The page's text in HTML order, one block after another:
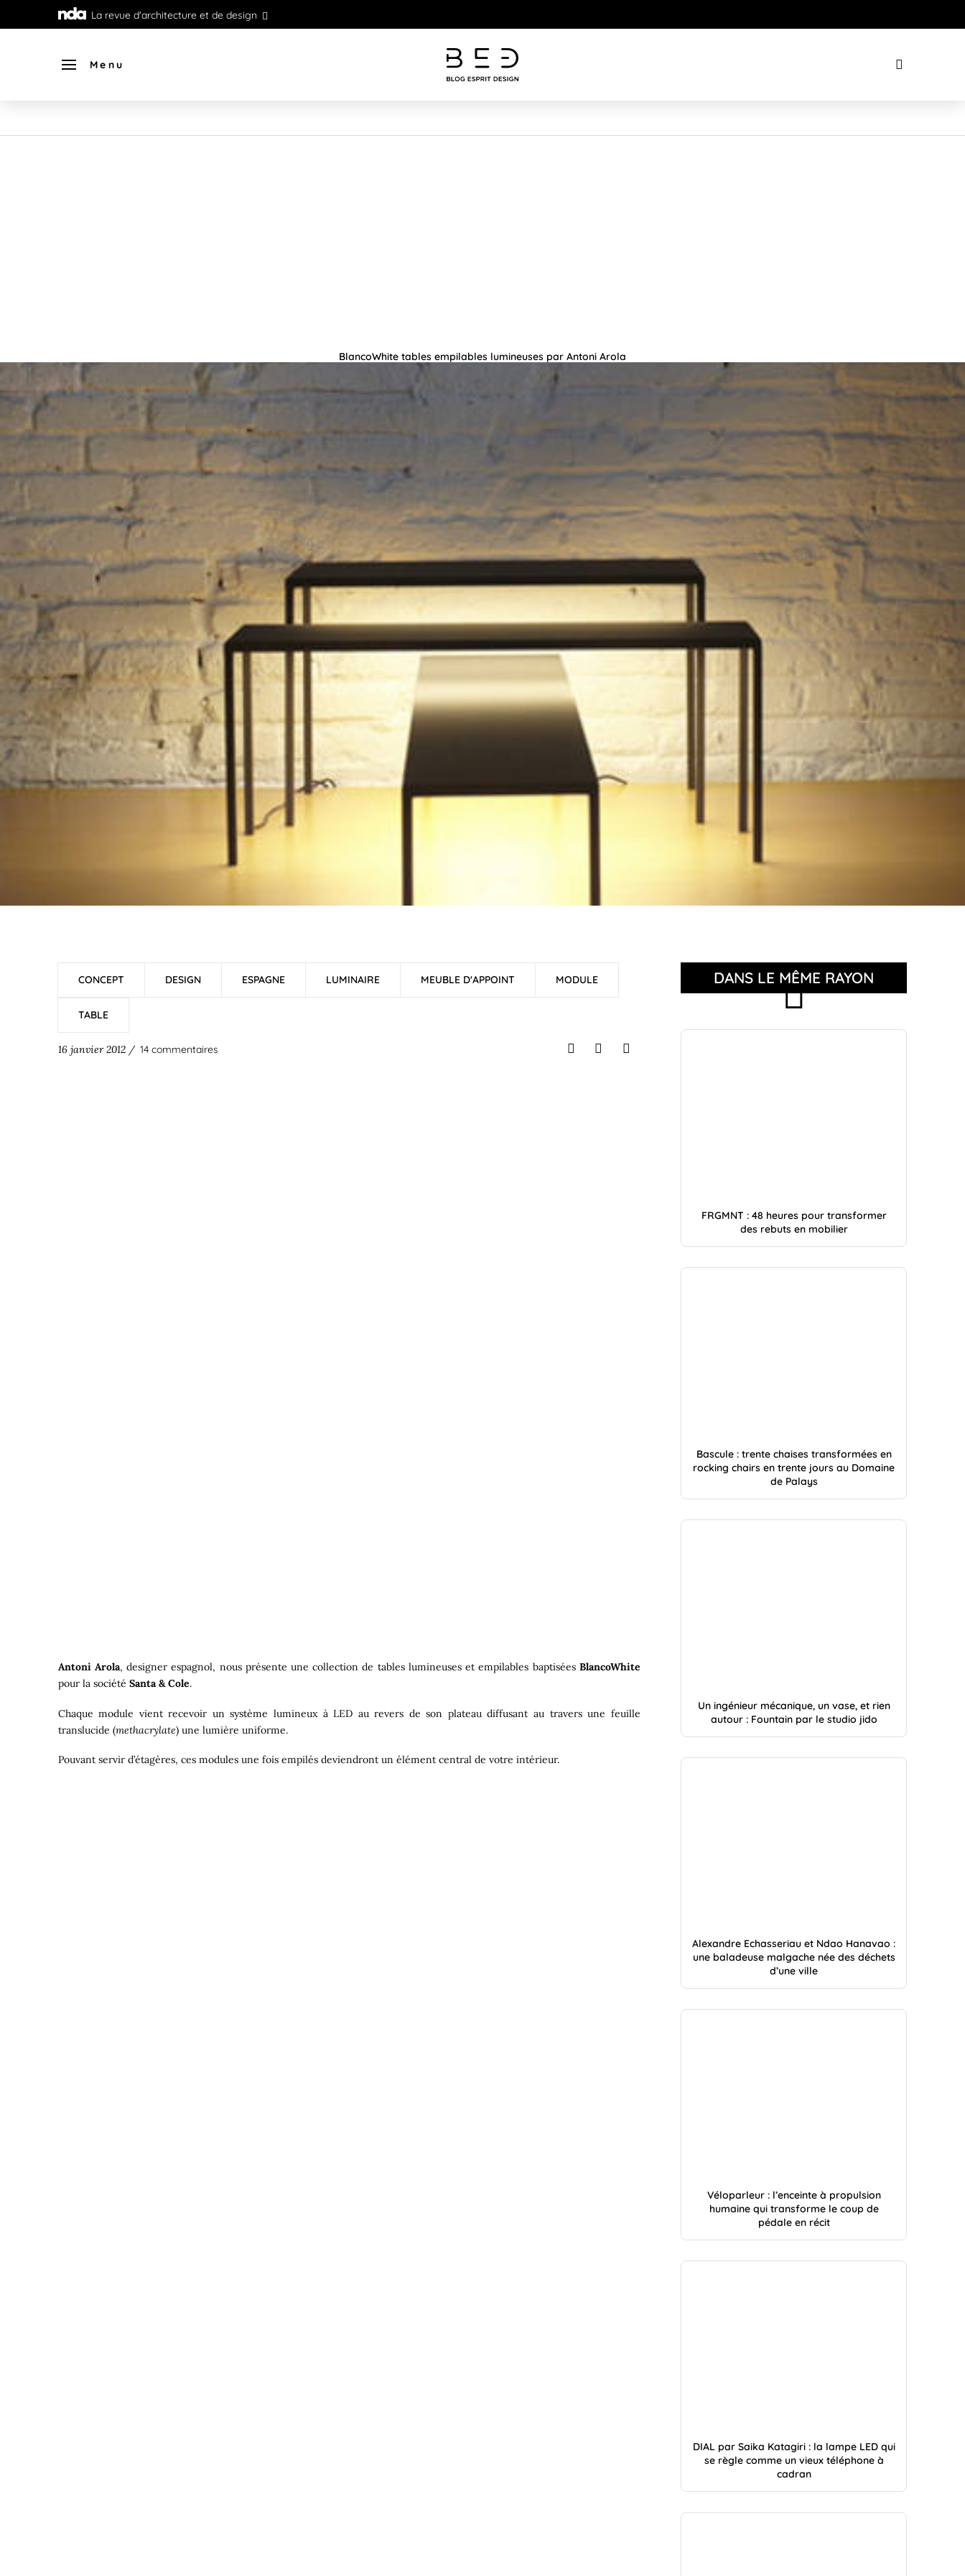
La revue d'architecture et de design
Menu
BlancoWhite tables empilables lumineuses par Antoni Arola
CONCEPT DESIGN ESPAGNE LUMINAIRE MEUBLE D'APPOINT MODULE
TABLE
16 janvier 2012 / 14 commentaires
Antoni Arola, designer espagnol, nous présente une collection de tables lumineuses et empilables baptisées BlancoWhite
pour la société Santa & Cole.
Chaque module vient recevoir un système lumineux à LED au revers de son plateau diffusant au travers une feuille
translucide (methacrylate) une lumière uniforme.
Pouvant servir d’étagères, ces modules une fois empilés deviendront un élément central de votre intérieur.
DANS LE MÊME RAYON
FRGMNT : 48 heures pour transformer
des rebuts en mobilier
Bascule : trente chaises transformées en
rocking chairs en trente jours au Domaine
de Palays
Un ingénieur mécanique, un vase, et rien
autour : Fountain par le studio jido
Alexandre Echasseriau et Ndao Hanavao :
une baladeuse malgache née des déchets
d’une ville
Véloparleur : l’enceinte à propulsion
humaine qui transforme le coup de
pédale en récit
DIAL par Saika Katagiri : la lampe LED qui
se règle comme un vieux téléphone à
cadran